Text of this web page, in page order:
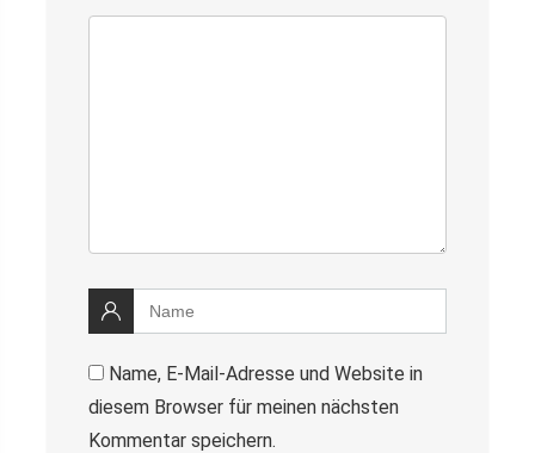
Name, E-Mail-Adresse und Website in
diesem Browser für meinen nächsten
Kommentar speichern.